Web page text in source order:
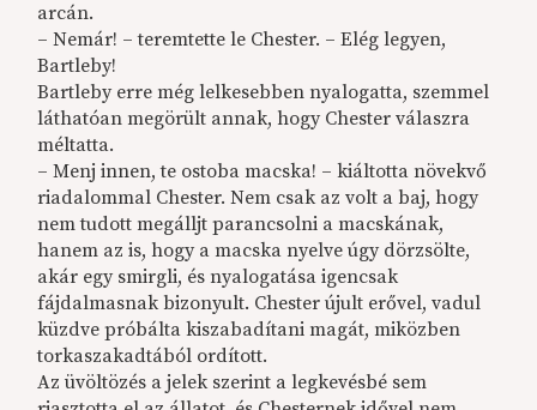
arcán.
– Nemár! – teremtette le Chester. – Elég legyen,
Bartleby!
Bartleby erre még lelkesebben nyalogatta, szemmel
láthatóan megörült annak, hogy Chester válaszra
méltatta.
– Menj innen, te ostoba macska! – kiáltotta növekvő
riadalommal Chester. Nem csak az volt a baj, hogy
nem tudott megálljt parancsolni a macskának,
hanem az is, hogy a macska nyelve úgy dörzsölte,
akár egy smirgli, és nyalogatása igencsak
fájdalmasnak bizonyult. Chester újult erővel, vadul
küzdve próbálta kiszabadítani magát, miközben
torkaszakadtából ordított.
Az üvöltözés a jelek szerint a legkevésbé sem